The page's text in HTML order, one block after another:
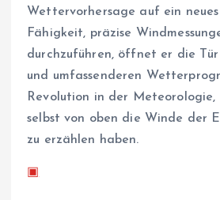
Wettervorhersage auf ein
Fähigkeit, präzise
durchzuführen, öffnet er die
und umfassenderen
Revolution in der Meteorologie,
selbst von oben die Winde der
zu erzählen haben.
▣